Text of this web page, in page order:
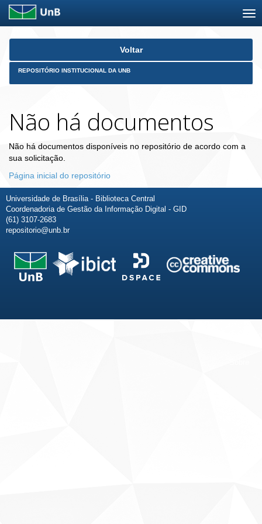
Skip
Voltar
REPOSITÓRIO INSTITUCIONAL DA UNB
Não há documentos
Não há documentos disponíveis no repositório de acordo com a
sua solicitação.
Página inicial do repositório
Universidade de Brasília - Biblioteca Central
Coordenadoria de Gestão da Informação Digital - GID
(61) 3107-2683
repositorio@unb.br